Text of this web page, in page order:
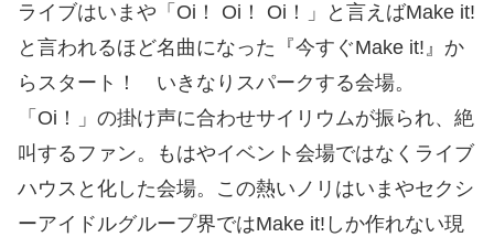
ライブはいまや「Oi！ Oi！ Oi！」と言えばMake it!
と言われるほど名曲になった『今すぐMake it!』か
らスタート！ いきなりスパークする会場。
「Oi！」の掛け声に合わせサイリウムが振られ、絶
叫するファン。もはやイベント会場ではなくライブ
ハウスと化した会場。この熱いノリはいまやセクシ
ーアイドルグループ界ではMake it!しか作れない現